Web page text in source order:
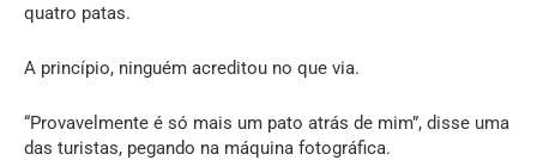
quatro patas.
A princípio, ninguém acreditou no que via.
“Provavelmente é só mais um pato atrás de mim”, disse uma
das turistas, pegando na máquina fotográfica.